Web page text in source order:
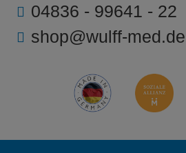
04836 - 99641 - 22
shop@wulff-med.de